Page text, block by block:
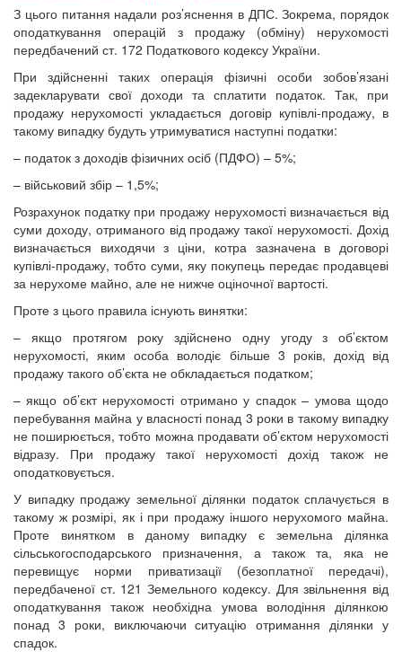
З цього питання надали роз’яснення в ДПС. Зокрема, порядок
оподаткування операцій з продажу (обміну) нерухомості
передбачений ст. 172 Податкового кодексу України.
При здійсненні таких операція фізичні особи зобов’язані
задекларувати свої доходи та сплатити податок. Так, при
продажу нерухомості укладається договір купівлі-продажу, в
такому випадку будуть утримуватися наступні податки:
– податок з доходів фізичних осіб (ПДФО) – 5%;
– військовий збір – 1,5%;
Розрахунок податку при продажу нерухомості визначається від
суми доходу, отриманого від продажу такої нерухомості. Дохід
визначається виходячи з ціни, котра зазначена в договорі
купівлі-продажу, тобто суми, яку покупець передає продавцеві
за нерухоме майно, але не нижче оціночної вартості.
Проте з цього правила існують винятки:
– якщо протягом року здійснено одну угоду з об’єктом
нерухомості, яким особа володіє більше 3 років, дохід від
продажу такого об’єкта не обкладається податком;
– якщо об’єкт нерухомості отримано у спадок – умова щодо
перебування майна у власності понад 3 роки в такому випадку
не поширюється, тобто можна продавати об’єктом нерухомості
відразу. При продажу такої нерухомості дохід також не
оподатковується.
У випадку продажу земельної ділянки податок сплачується в
такому ж розмірі, як і при продажу іншого нерухомого майна.
Проте винятком в даному випадку є земельна ділянка
сільськогосподарського призначення, а також та, яка не
перевищує норми приватизації (безоплатної передачі),
передбаченої ст. 121 Земельного кодексу. Для звільнення від
оподаткування також необхідна умова володіння ділянкою
понад 3 роки, виключаючи ситуацію отримання ділянки у
спадок.